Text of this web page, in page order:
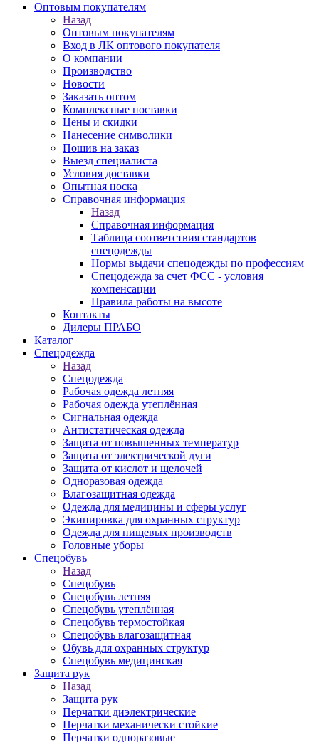
Оптовым покупателям
Назад
Оптовым покупателям
Вход в ЛК оптового покупателя
О компании
Производство
Новости
Заказать оптом
Комплексные поставки
Цены и скидки
Нанесение символики
Пошив на заказ
Выезд специалиста
Условия доставки
Опытная носка
Справочная информация
Назад
Справочная информация
Таблица соответствия стандартов
спецодежды
Нормы выдачи спецодежды по профессиям
Спецодежда за счет ФСС - условия
компенсации
Правила работы на высоте
Контакты
Дилеры ПРАБО
Каталог
Спецодежда
Назад
Спецодежда
Рабочая одежда летняя
Рабочая одежда утеплённая
Сигнальная одежда
Антистатическая одежда
Защита от повышенных температур
Защита от электрической дуги
Защита от кислот и щелочей
Одноразовая одежда
Влагозащитная одежда
Одежда для медицины и сферы услуг
Экипировка для охранных структур
Одежда для пищевых производств
Головные уборы
Спецобувь
Назад
Спецобувь
Спецобувь летняя
Спецобувь утеплённая
Спецобувь термостойкая
Спецобувь влагозащитная
Обувь для охранных структур
Спецобувь медицинская
Защита рук
Назад
Защита рук
Перчатки диэлектрические
Перчатки механически стойкие
Перчатки одноразовые